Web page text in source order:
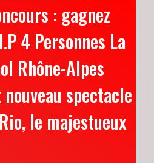
: gagnez
4 Personnes La
Rhône-Alpes
spectacle
le majestueux